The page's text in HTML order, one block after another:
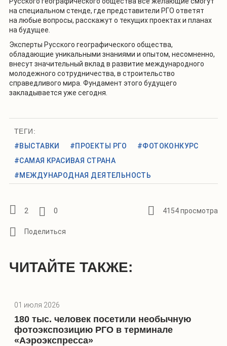
на специальном стенде, где представители РГО ответят
на любые вопросы, расскажут о текущих проектах и планах
на будущее.
Эксперты Русского географического общества,
обладающие уникальными знаниями и опытом, несомненно,
внесут значительный вклад в развитие международного
молодежного сотрудничества, в строительство
справедливого мира. Фундамент этого будущего
закладывается уже сегодня.
ТЕГИ:
#ВЫСТАВКИ
#ПРОЕКТЫ РГО
#ФОТОКОНКУРС
#САМАЯ КРАСИВАЯ СТРАНА
#МЕЖДУНАРОДНАЯ ДЕЯТЕЛЬНОСТЬ
2 0 4154 просмотра
ЧИТАЙТЕ ТАКЖЕ:
01 июля 2026
180 тыс. человек посетили необычную
фотоэкспозицию РГО в терминале
«Аэроэкспресса»